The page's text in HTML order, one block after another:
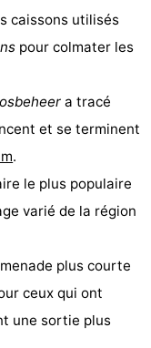
caissons utilisés
pour colmater les
a tracé
et se terminent
.
le plus populaire
varié de la région
plus courte
ceux qui ont
une sortie plus